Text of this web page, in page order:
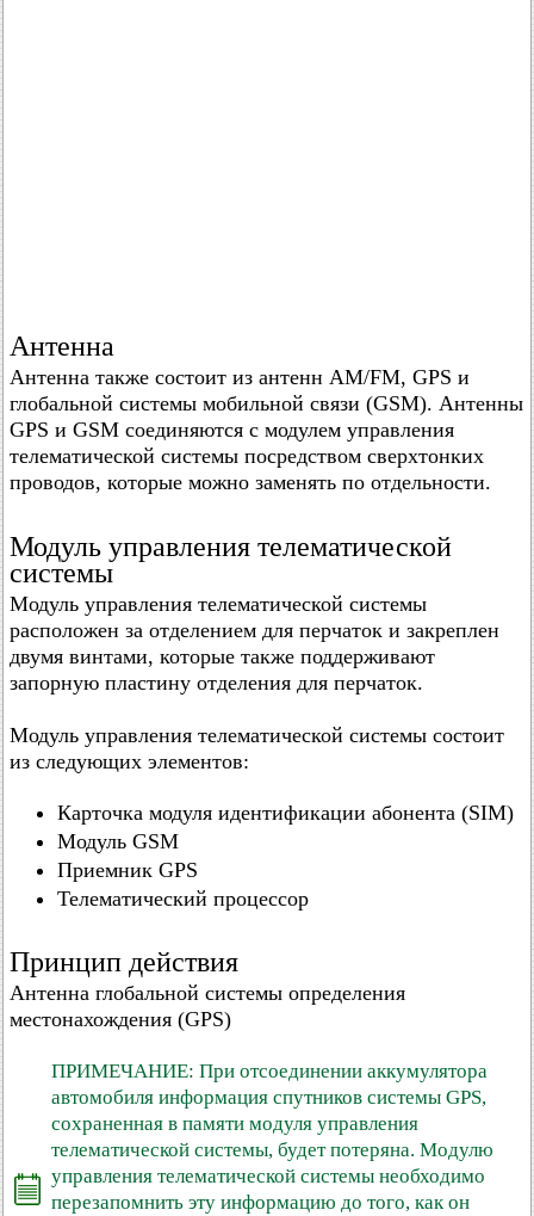
Антенна
Антенна также состоит из антенн AM/FM, GPS и
глобальной системы мобильной связи (GSM). Антенны
GPS и GSM соединяются с модулем управления
телематической системы посредством сверхтонких
проводов, которые можно заменять по отдельности.
Модуль управления телематической
системы
Модуль управления телематической системы
расположен за отделением для перчаток и закреплен
двумя винтами, которые также поддерживают
запорную пластину отделения для перчаток.
Модуль управления телематической системы состоит
из следующих элементов:
Карточка модуля идентификации абонента (SIM)
Модуль GSM
Приемник GPS
Телематический процессор
Принцип действия
Антенна глобальной системы определения
местонахождения (GPS)
ПРИМЕЧАНИЕ: При отсоединении аккумулятора
автомобиля информация спутников системы GPS,
сохраненная в памяти модуля управления
телематической системы, будет потеряна. Модулю
управления телематической системы необходимо
перезапомнить эту информацию до того, как он